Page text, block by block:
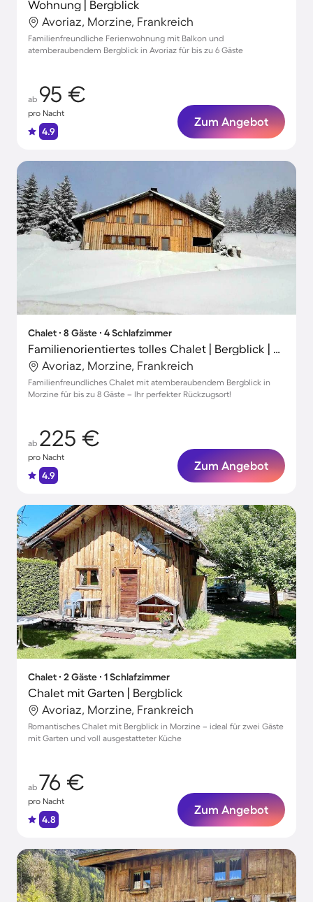
Wohnung | Bergblick
Avoriaz, Morzine, Frankreich
Familienfreundliche Ferienwohnung mit Balkon und
atemberaubendem Bergblick in Avoriaz für bis zu 6 Gäste
ab 95 €
pro Nacht
4.9
Zum Angebot
Chalet ∙ 8 Gäste ∙ 4 Schlafzimmer
Familienorientiertes tolles Chalet | Bergblick | Nah am Skifahren
Avoriaz, Morzine, Frankreich
Familienfreundliches Chalet mit atemberaubendem Bergblick in
Morzine für bis zu 8 Gäste – Ihr perfekter Rückzugsort!
ab 225 €
pro Nacht
4.9
Zum Angebot
Chalet ∙ 2 Gäste ∙ 1 Schlafzimmer
Chalet mit Garten | Bergblick
Avoriaz, Morzine, Frankreich
Romantisches Chalet mit Bergblick in Morzine – ideal für zwei Gäste
mit Garten und voll ausgestatteter Küche
ab 76 €
pro Nacht
4.8
Zum Angebot